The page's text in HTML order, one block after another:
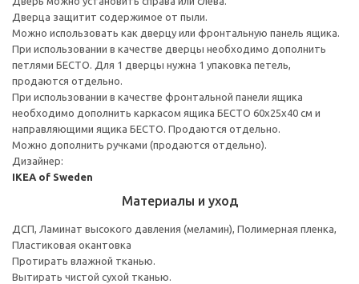
Дверца защитит содержимое от пыли.
Можно использовать как дверцу или фронтальную панель ящика.
При использовании в качестве дверцы необходимо дополнить
петлями БЕСТО. Для 1 дверцы нужна 1 упаковка петель,
продаются отдельно.
При использовании в качестве фронтальной панели ящика
необходимо дополнить каркасом ящика БЕСТО 60x25x40 см и
направляющими ящика БЕСТО. Продаются отдельно.
Можно дополнить ручками (продаются отдельно).
Дизайнер:
IKEA of Sweden
Материалы и уход
ДСП, Ламинат высокого давления (меламин), Полимерная пленка,
Пластиковая окантовка
Протирать влажной тканью.
Вытирать чистой сухой тканью.